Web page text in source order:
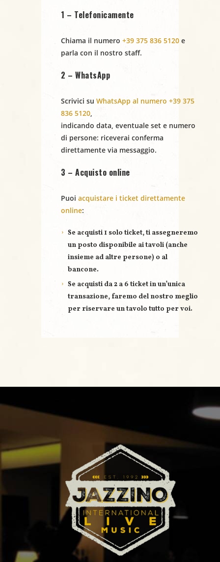
g
a
i
n
e
1 – Telefonicamente
Chiama il numero +39 375 836 5120 e
parla con il nostro staff.
2 – WhatsApp
Scrivici su WhatsApp al numero +39 375
836 5120
indicando data eventuale set e numero
di persone: riceverai conferma
direttamente via messaggio.
3 – Acquisto online
Puoi acquistare i ticket direttamente
online:
Se acquisti 1 solo ticket, ti assegneremo
un posto disponibile ai tavoli (anche
insieme ad altre persone) o al
bancone.
Se acquisti da 2 a 6 ticketin un’unica
transazione, faremo del nostro meglio
per riservare untavolo tutto per voi.